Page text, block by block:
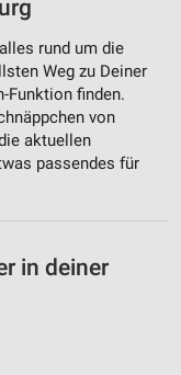
rund um die
Weg zu Deiner
Funktion finden.
von
aktuellen
passendes für
in deiner